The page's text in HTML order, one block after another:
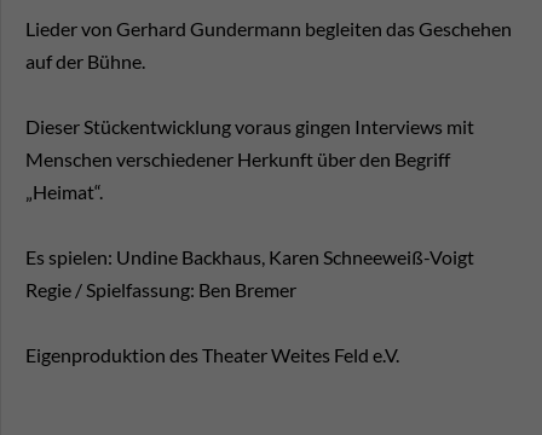
Lieder von Gerhard Gundermann begleiten das Geschehen
auf der Bühne.
Dieser Stückentwicklung voraus gingen Interviews mit
Menschen verschiedener Herkunft über den Begriff
„Heimat“.
Es spielen: Undine Backhaus, Karen Schneeweiß-Voigt
Regie / Spielfassung: Ben Bremer
Eigenproduktion des Theater Weites Feld e.V.